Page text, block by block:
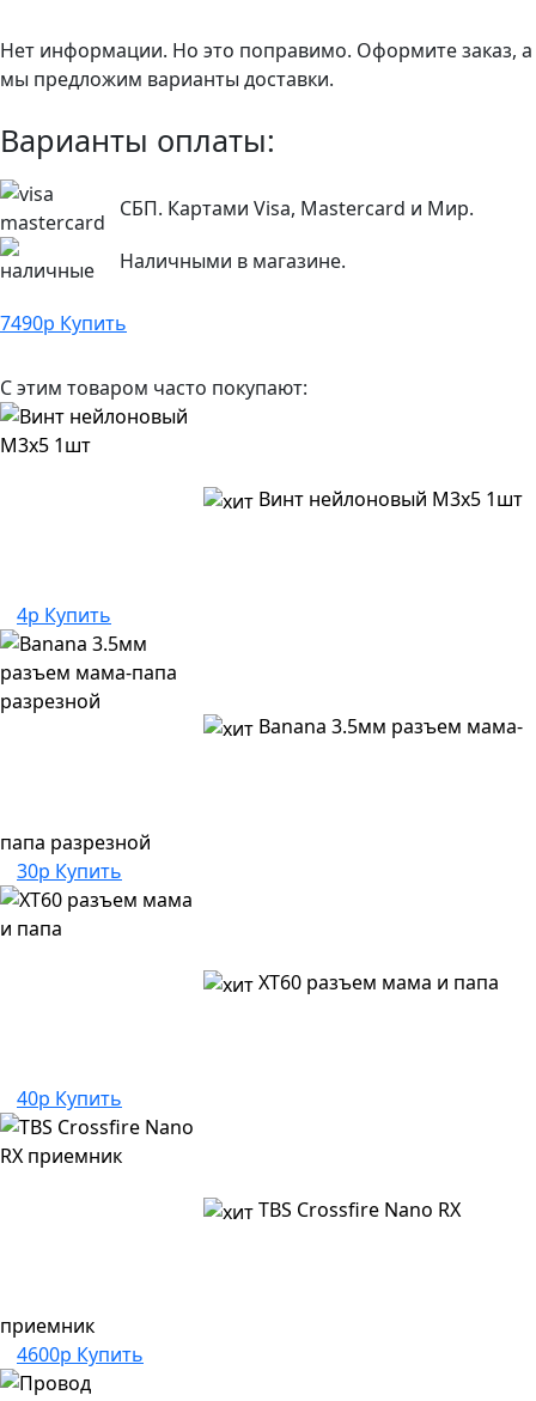
Нет информации. Но это поправимо. Оформите заказ, а
мы предложим варианты доставки.
Варианты оплаты:
СБП. Картами Visa, Mastercard и Мир.
Наличными в магазине.
7490р Купить
С этим товаром часто покупают:
Винт нейлоновый M3x5 1шт
4р Купить
Banana 3.5мм разъем мама-
папа разрезной
30р Купить
XT60 разъем мама и папа
40р Купить
TBS Crossfire Nano RX
приемник
4600р Купить